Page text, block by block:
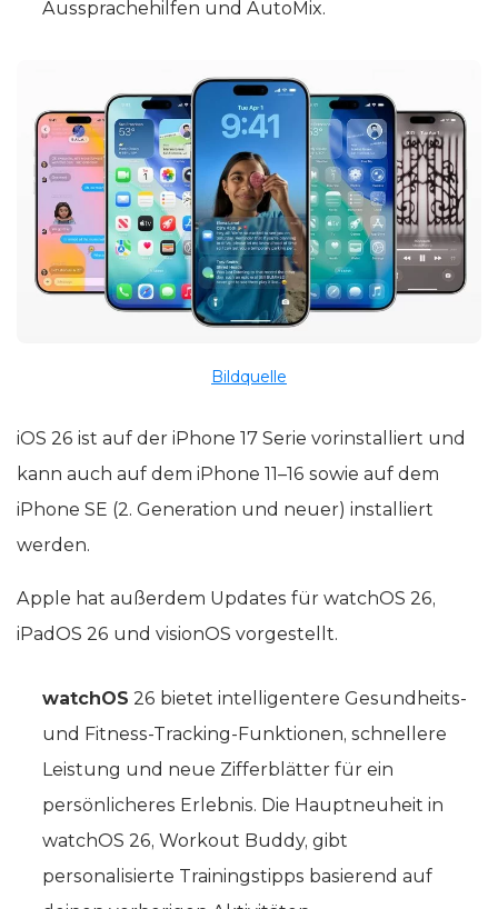
Aussprachehilfen und AutoMix.
Bildquelle
iOS 26 ist auf der iPhone 17 Serie vorinstalliert und
kann auch auf dem iPhone 11–16 sowie auf dem
iPhone SE (2. Generation und neuer) installiert
werden.
Apple hat außerdem Updates für watchOS 26,
iPadOS 26 und visionOS vorgestellt.
watchOS 26 bietet intelligentere Gesundheits-
und Fitness-Tracking-Funktionen, schnellere
Leistung und neue Zifferblätter für ein
persönlicheres Erlebnis. Die Hauptneuheit in
watchOS 26, Workout Buddy, gibt
personalisierte Trainingstipps basierend auf